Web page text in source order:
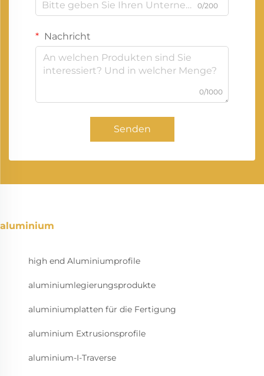
0/200
Nachricht
0/1000
Senden
aluminium
high end Aluminiumprofile
aluminiumlegierungsprodukte
aluminiumplatten für die Fertigung
aluminium Extrusionsprofile
aluminium-I-Traverse